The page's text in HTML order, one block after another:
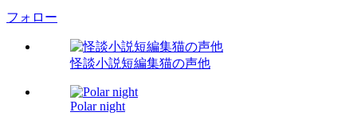
フォロー
怪談小説短編集猫の声他
Polar night